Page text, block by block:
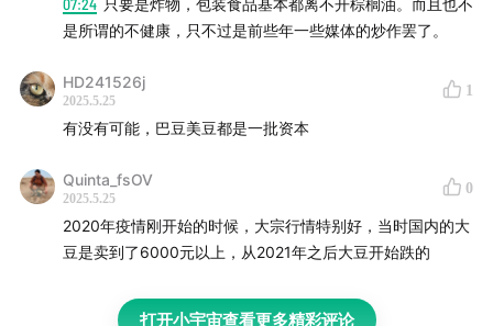
07:24 只要是炸物，包装食品基本都离不开棕榈油。而且也不
是所谓的不健康，只不过是前些年一些媒体的炒作罢了。
HD241526j
2025.5.25
1
有没有可能，巴豆美豆都是一批资本
Quinta_fsOV
2025.5.25
0
2020年疫情刚开始的时候，大宗行情特别好，当时国内的大
豆是卖到了6000元以上，从2021年之后大豆开始跌的
打开小宇宙查看更多精彩评论